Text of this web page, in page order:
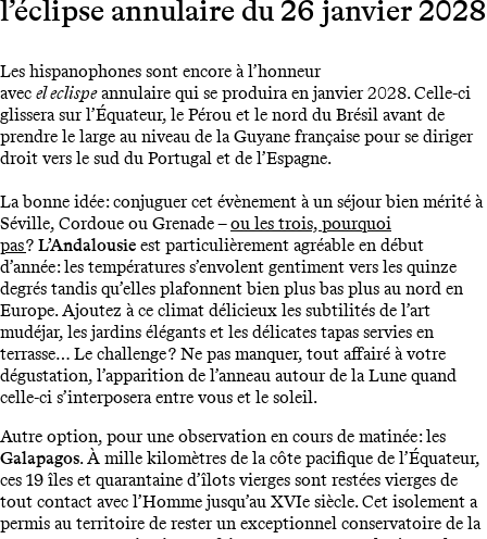
l’éclipse annulaire du 26 janvier 2028
Les hispanophones sont encore à l’honneur
avec el eclispeannulaire qui se produira en janvier 2028. Celle-ci
glissera sur l’Équateur, le Pérou et le nord du Brésil avant de
prendre le large au niveau de la Guyane française pour se diriger
droit vers le sud du Portugal et de l’Espagne.
La bonne idée : conjuguer cet évènement à un séjour bien mérité à
Séville, Cordoue ou Grenade –ou les trois, pourquoi
pas? L’Andalousie est particulièrement agréable en début
d’année : les températures s’envolent gentiment vers les quinze
degrés tandis qu’elles plafonnent bien plus bas plus au nord en
Europe. Ajoutez à ce climat délicieux les subtilités de l’art
mudéjar, les jardins élégants et les délicates tapas servies en
terrasse… Le challenge ? Ne pas manquer, tout affairé à votre
dégustation, l’apparition de l’anneau autour de la Lune quand
celle-ci s’interposera entre vous et le soleil.
Autre option, pour une observation en cours de matinée : les
Galapagos. À mille kilomètres de la côte pacifique de l’Équateur,
ces 19 îles et quarantaine d’îlots vierges sont restées vierges de
tout contact avec l’Homme jusqu’au XVIe siècle. Cet isolement a
permis au territoire de rester un exceptionnel conservatoire de la